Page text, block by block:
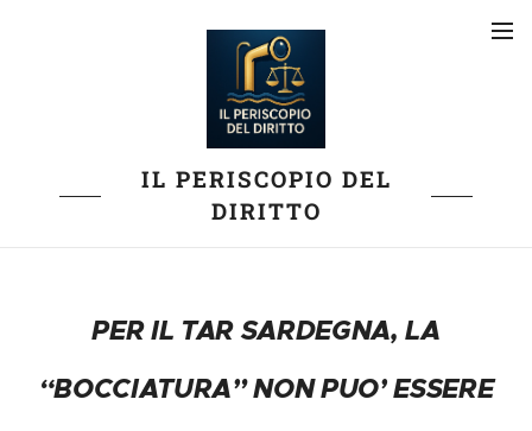
IL PERISCOPIO DEL
DIRITTO
PER IL TAR SARDEGNA, LA
“BOCCIATURA” NON PUO’ ESSERE